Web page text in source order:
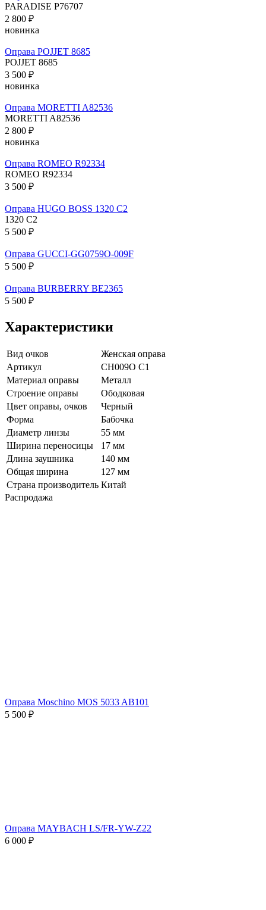
PARADISE P76707
2 800 ₽
новинка
Оправа POJJET 8685
POJJET 8685
3 500 ₽
новинка
Оправа MORETTI A82536
MORETTI A82536
2 800 ₽
новинка
Оправа ROMEO R92334
ROMEO R92334
3 500 ₽
Оправа HUGO BOSS 1320 C2
1320 C2
5 500 ₽
Оправа GUCCI-GG0759O-009F
5 500 ₽
Оправа BURBERRY BE2365
5 500 ₽
Характеристики
Вид очков
Женская оправа
Артикул
CH009O C1
Материал оправы
Металл
Строение оправы
Ободковая
Цвет оправы, очков
Черный
Форма
Бабочка
Диаметр линзы
55 мм
Ширина переносицы
17 мм
Длина заушника
140 мм
Общая ширина
127 мм
Страна производитель Китай
Распродажа
Оправа Moschino MOS 5033 AB101
5 500 ₽
Оправа MAYBACH LS/FR-YW-Z22
6 000 ₽